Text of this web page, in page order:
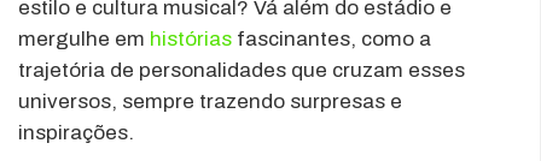
estilo e cultura musical? Vá além do estádio e
mergulhe em histórias fascinantes, como a
trajetória de personalidades que cruzam esses
universos, sempre trazendo surpresas e
inspirações.